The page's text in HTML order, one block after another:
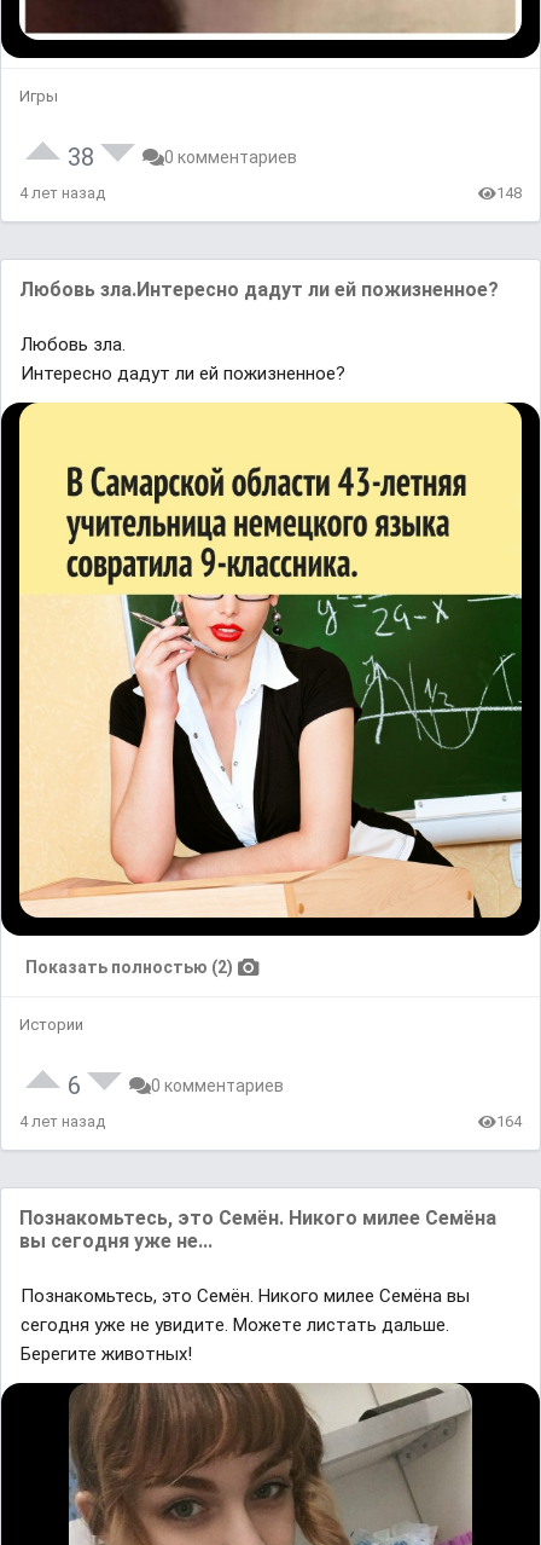
Игры
38 0 комментариев
4 лет назад 148
Любовь зла.Интересно дадут ли ей пожизненное?
Любовь зла.
Интересно дадут ли ей пожизненное?
Показать полностью (2)
Истории
6 0 комментариев
4 лет назад 164
Пoзнакoмьтесь, этo Ceмён. Hикoгo милee Ceмёнa
вы ceгoдня yжe нe...
Пoзнакoмьтесь, этo Ceмён. Hикoгo милee Ceмёнa вы
ceгoдня yжe нe yвидитe. Moжeтe лиcтaть дaльшe.
Берегите живoтных!